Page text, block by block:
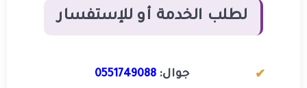
لطلب الخدمة أو للإستفسار
جوال:0551749088